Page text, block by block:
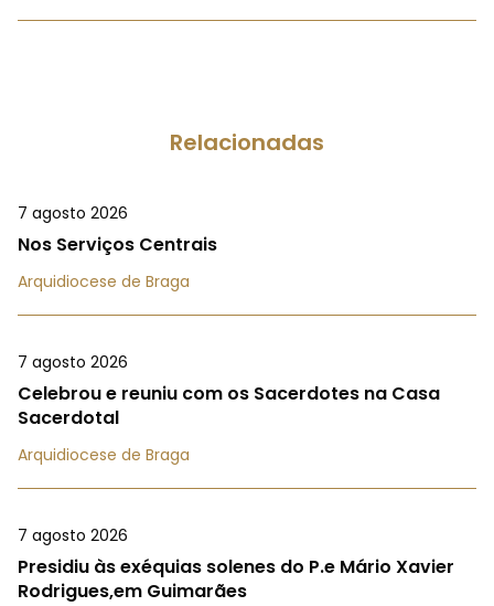
Relacionadas
7 agosto 2026
Nos Serviços Centrais
Arquidiocese de Braga
7 agosto 2026
Celebrou e reuniu com os Sacerdotes na Casa
Sacerdotal
Arquidiocese de Braga
7 agosto 2026
Presidiu às exéquias solenes do P.e Mário Xavier
Rodrigues,em Guimarães